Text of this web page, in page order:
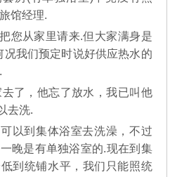
馆经理.
从家里请来.但大家满身是
我们预定时说好供应热水的
，他忘了放水，我已叫他
去洗.
到集体浴室去洗澡，不过
晚是有单独浴室的.现在到集
到统铺水平，我们只能照统